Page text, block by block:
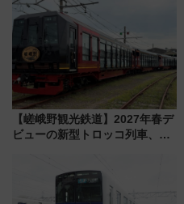
化！安全性や乗り心地の向上に
貢献するだけでなく、全線区で
活躍するための仕組みも
【嵯峨野観光鉄道】2027年春デ
ビューの新型トロッコ列車、い